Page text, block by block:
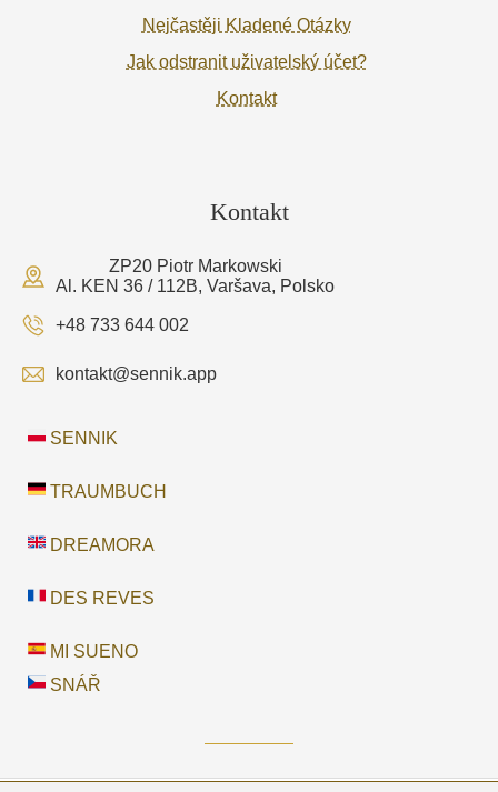
Nejčastěji Kladené Otázky
Jak odstranit uživatelský účet?
Kontakt
Kontakt
ZP20 Piotr Markowski
Al. KEN 36 / 112B, Varšava, Polsko
+48 733 644 002
kontakt@sennik.app
SENNIK
TRAUMBUCH
DREAMORA
DES REVES
MI SUENO
SNÁŘ